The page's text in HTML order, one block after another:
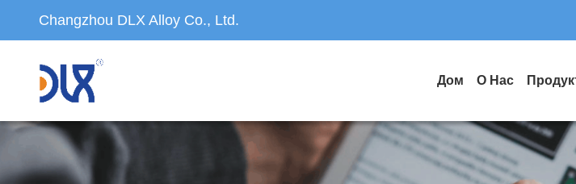
Changzhou DLX Alloy Co., Ltd.
Дом О Нас